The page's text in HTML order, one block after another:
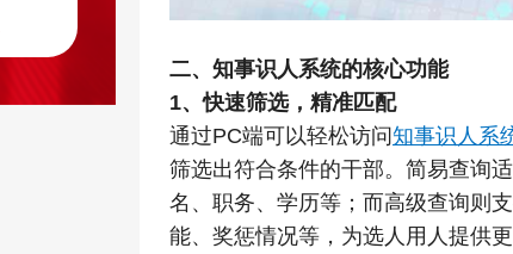
二、知事识人系统的核心功能
1、快速筛选，精准匹配
通过PC端可以轻松访问知事识人系
筛选出符合条件的干部。简易查询
名、职务、学历等；而高级查询则
能、奖惩情况等，为选人用人提供